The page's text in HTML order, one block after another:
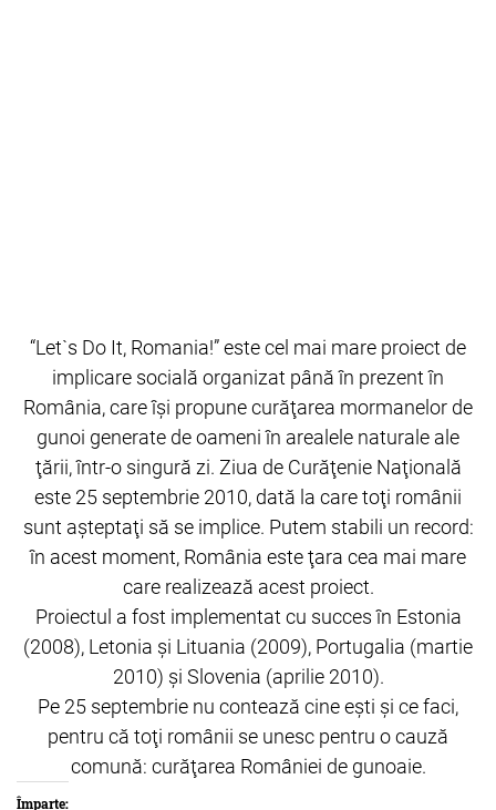
“Let`s Do It, Romania!” este cel mai mare proiect de
implicare socială organizat până în prezent în
România, care îşi propune curăţarea mormanelor de
gunoi generate de oameni în arealele naturale ale
ţării, într-o singură zi. Ziua de Curăţenie Naţională
este 25 septembrie 2010, dată la care toţi românii
sunt aşteptaţi să se implice. Putem stabili un record:
în acest moment, România este ţara cea mai mare
care realizează acest proiect.
Proiectul a fost implementat cu succes în Estonia
(2008), Letonia şi Lituania (2009), Portugalia (martie
2010) şi Slovenia (aprilie 2010).
Pe 25 septembrie nu contează cine eşti şi ce faci,
pentru că toţi românii se unesc pentru o cauză
comună: curăţarea României de gunoaie.
Împarte: